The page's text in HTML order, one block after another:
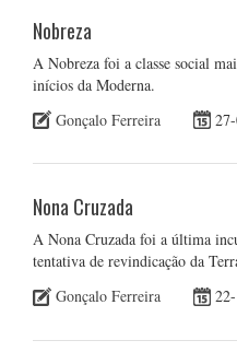
Nobreza
A Nobreza foi a classe social
inícios da Moderna.
Gonçalo Ferreira
Nona Cruzada
A Nona Cruzada foi a última
tentativa de revindicação da
Gonçalo Ferreira